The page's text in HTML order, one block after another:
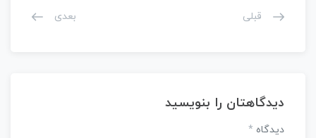
قبلی بعدی
دیدگاهتان را بنویسید
دیدگاه *